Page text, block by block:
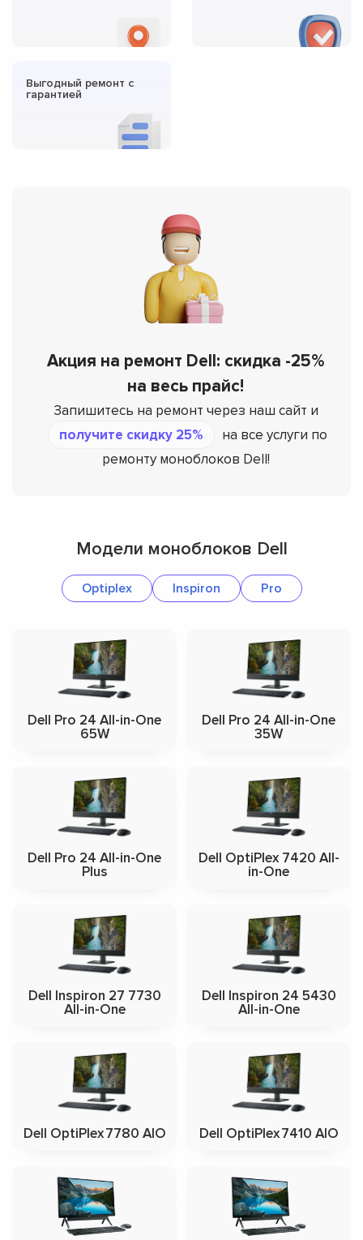
Выгодный ремонт с
гарантией
Акция на ремонт Dell: скидка -25%
на весь прайс!
Запишитесь на ремонт через наш сайт и
получите скидку 25%
на все услуги по
ремонту моноблоков Dell!
Модели моноблоков Dell
Optiplex Inspiron Pro
Dell Pro 24 All-in-One
65W
Dell Pro 24 All-in-One
35W
Dell Pro 24 All-in-One
Plus
Dell OptiPlex 7420 All-
in-One
Dell Inspiron 27 7730
All-in-One
Dell Inspiron 24 5430
All-in-One
Dell OptiPlex 7780 AIO Dell OptiPlex 7410 AIO